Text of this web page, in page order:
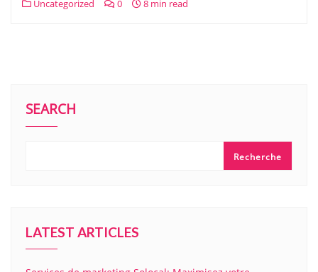
Uncategorized 0 8 min read
SEARCH
Recherche
LATEST ARTICLES